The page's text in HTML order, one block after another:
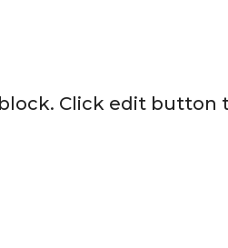
Click edit button